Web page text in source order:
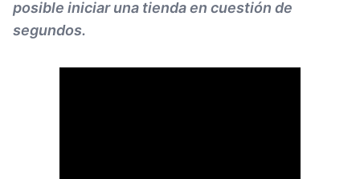
posible iniciar una tienda en cuestión de
segundos.